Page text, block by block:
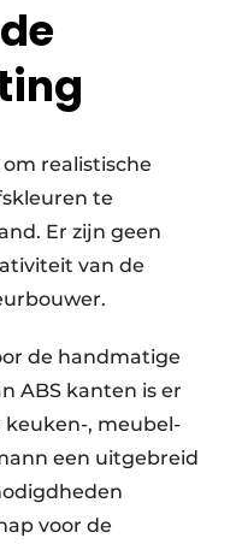
realistische
te
Er zijn geen
van de
de handmatige
ABS kanten is er
keuken-, meubel-
een uitgebreid
voor de